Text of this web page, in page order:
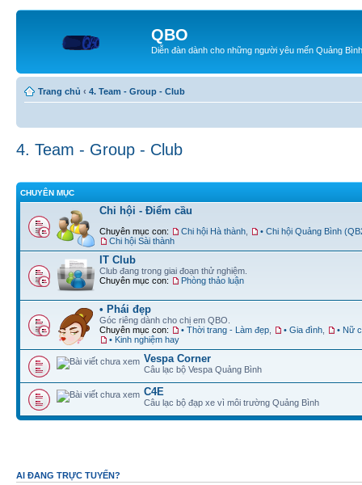
QBO
Diễn đàn dành cho những người yêu mến Quảng Bình
Trang chủ ‹ 4. Team - Group - Club
4. Team - Group - Club
CHUYÊN MỤC
Chi hội - Điểm cầu
Chuyên mục con: Chi hội Hà thành
• Chi hội Quảng Bình
Chi hội Sài thành
IT Club
Club đang trong giai đoạn thử nghiệm.
Chuyên mục con:
Phòng thảo luận
• Phái đẹp
Góc riêng dành cho chị em QBO.
Chuyên mục con:
• Thời trang - Làm đẹp • Gia đình
• Nữ
• Kinh nghiệm hay
Vespa Corner
Câu lạc bộ Vespa Quảng Bình
C4E
Câu lạc bộ đạp xe vì môi trường Quảng Bình
AI ĐANG TRỰC TUYẾN?